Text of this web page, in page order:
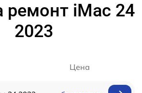
iMac 24
2023
Цена